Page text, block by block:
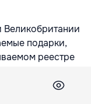
Великобритании
подарки,
реестре